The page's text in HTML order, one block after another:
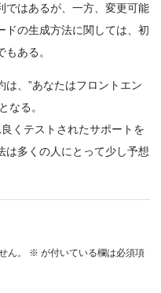
ではあるが、一方、変更可能
ドの生成方法に関しては、初
ある。
、”あなたはフロントエン
なる。
くテストされたサポートを
は多くの人にとって少し予想
ん。 ※ が付いている欄は必須項